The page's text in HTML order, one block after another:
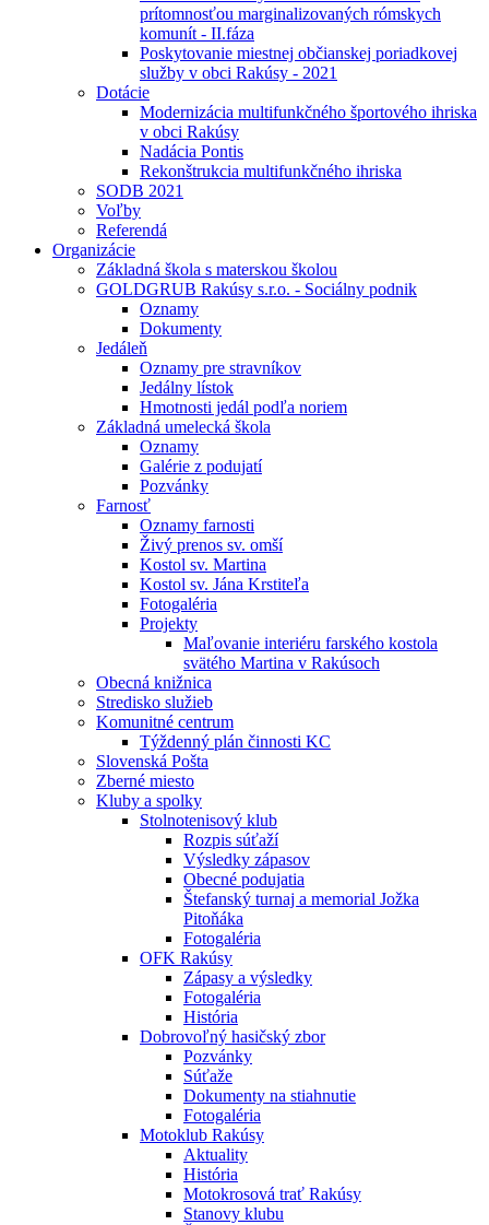
prítomnosťou marginalizovaných rómskych
komunít - II.fáza
Poskytovanie miestnej občianskej poriadkovej
služby v obci Rakúsy - 2021
Dotácie
Modernizácia multifunkčného športového ihriska
v obci Rakúsy
Nadácia Pontis
Rekonštrukcia multifunkčného ihriska
SODB 2021
Voľby
Referendá
Organizácie
Základná škola s materskou školou
GOLDGRUB Rakúsy s.r.o. - Sociálny podnik
Oznamy
Dokumenty
Jedáleň
Oznamy pre stravníkov
Jedálny lístok
Hmotnosti jedál podľa noriem
Základná umelecká škola
Oznamy
Galérie z podujatí
Pozvánky
Farnosť
Oznamy farnosti
Živý prenos sv. omší
Kostol sv. Martina
Kostol sv. Jána Krstiteľa
Fotogaléria
Projekty
Maľovanie interiéru farského kostola
svätého Martina v Rakúsoch
Obecná knižnica
Stredisko služieb
Komunitné centrum
Týždenný plán činnosti KC
Slovenská Pošta
Zberné miesto
Kluby a spolky
Stolnotenisový klub
Rozpis súťaží
Výsledky zápasov
Obecné podujatia
Štefanský turnaj a memorial Jožka
Pitoňáka
Fotogaléria
OFK Rakúsy
Zápasy a výsledky
Fotogaléria
História
Dobrovoľný hasičský zbor
Pozvánky
Súťaže
Dokumenty na stiahnutie
Fotogaléria
Motoklub Rakúsy
Aktuality
História
Motokrosová trať Rakúsy
Stanovy klubu